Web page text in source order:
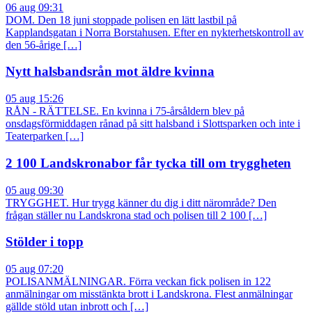
06 aug 09:31
DOM. Den 18 juni stoppade polisen en lätt lastbil på
Kapplandsgatan i Norra Borstahusen. Efter en nykterhetskontroll av
den 56-årige […]
Nytt halsbandsrån mot äldre kvinna
05 aug 15:26
RÅN - RÄTTELSE. En kvinna i 75-årsåldern blev på
onsdagsförmiddagen rånad på sitt halsband i Slottsparken och inte i
Teaterparken […]
2 100 Landskronabor får tycka till om tryggheten
05 aug 09:30
TRYGGHET. Hur trygg känner du dig i ditt närområde? Den
frågan ställer nu Landskrona stad och polisen till 2 100 […]
Stölder i topp
05 aug 07:20
POLISANMÄLNINGAR. Förra veckan fick polisen in 122
anmälningar om misstänkta brott i Landskrona. Flest anmälningar
gällde stöld utan inbrott och […]